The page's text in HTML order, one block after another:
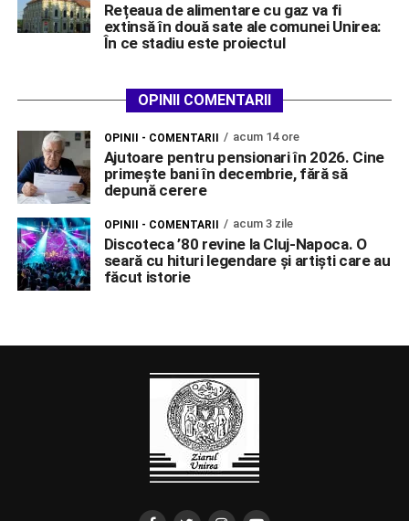
Rețeaua de alimentare cu gaz va fi
extinsă în două sate ale comunei Unirea:
În ce stadiu este proiectul
OPINII COMENTARII
OPINII - COMENTARII acum 14 ore
Ajutoare pentru pensionari în 2026. Cine
primește bani în decembrie, fără să
depună cerere
OPINII - COMENTARII acum 3 zile
Discoteca ’80 revine la Cluj-Napoca. O
seară cu hituri legendare și artiști care au
făcut istorie